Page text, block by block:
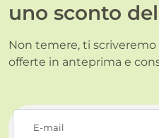
uno sconto del
Non temere, ti
offerte in anteprima e
E-mail